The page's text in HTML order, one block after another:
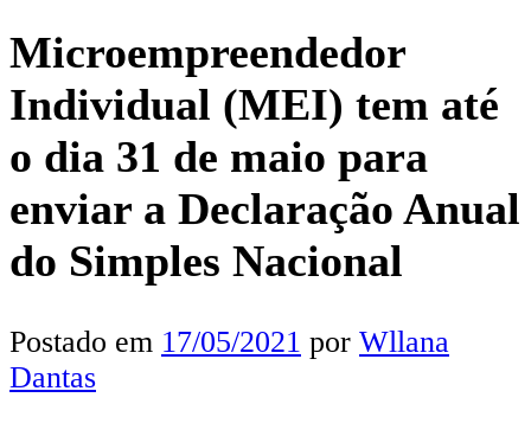
Microempreendedor
Individual (MEI) tem até
o dia 31 de maio para
enviar a Declaração Anual
do Simples Nacional
Postado em 17/05/2021 por Wllana
Dantas